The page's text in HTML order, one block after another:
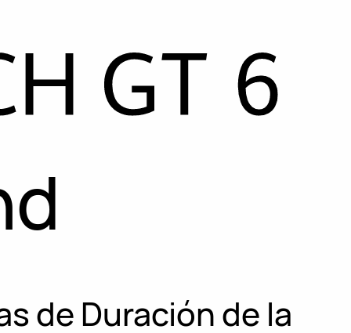
de Duración de la